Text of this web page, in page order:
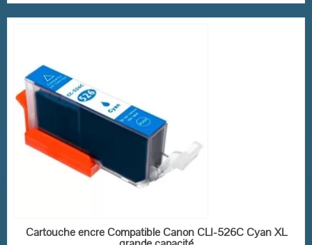
EN STOCK
Cartouche encre Compatible Canon CLI-526C Cyan XL